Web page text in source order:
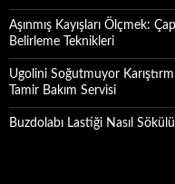
Aşınmış Kayışları Ölçmek:
Belirleme Teknikleri
Ugolini Soğutmuyor
Tamir Bakım Servisi
Buzdolabı Lastiği Nasıl